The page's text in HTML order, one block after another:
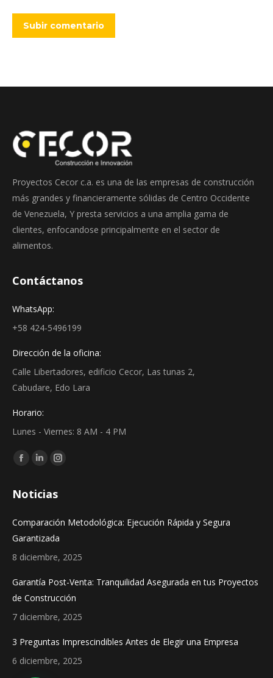
Subir comentario
Proyectos Cecor c.a. es una de las empresas de construcción
más grandes y financieramente sólidas de Centro Occidente
de Venezuela, Y presta servicios a una amplia gama de
clientes, enfocandose principalmente en el sector de
alimentos.
Contáctanos
WhatsApp:
+58 424-5496199
Dirección de la oficina:
Calle Libertadores, edificio Cecor, Las tunas 2,
Cabudare, Edo Lara
Horario:
Lunes - Viernes: 8 AM - 4 PM
Find us on:
Facebook
opens
new
window
Linkedin
opens
new
window
Instagram
opens
new
window
Noticias
Comparación Metodológica: Ejecución Rápida y Segura
Garantizada
8 diciembre, 2025
Garantía Post-Venta: Tranquilidad Asegurada en tus Proyectos
de Construcción
7 diciembre, 2025
3 Preguntas Imprescindibles Antes de Elegir una Empresa
6 diciembre, 2025